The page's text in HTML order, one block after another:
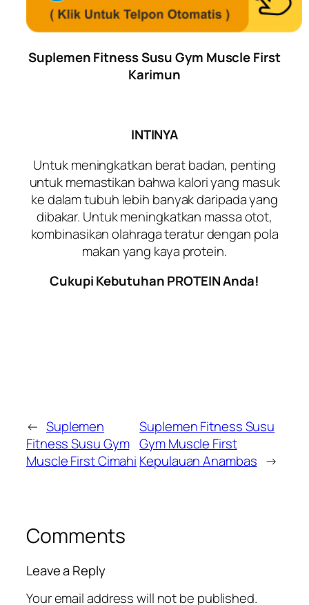
Suplemen Fitness Susu Gym Muscle First
Karimun
INTINYA
Untuk meningkatkan berat badan, penting
untuk memastikan bahwa kalori yang masuk
ke dalam tubuh lebih banyak daripada yang
dibakar. Untuk meningkatkan massa otot,
kombinasikan olahraga teratur dengan pola
makan yang kaya protein.
Cukupi Kebutuhan PROTEIN Anda!
← Suplemen
Fitness Susu Gym
Muscle First Cimahi
Suplemen Fitness Susu
Gym Muscle First
Kepulauan Anambas →
Comments
Leave a Reply
Your email address will not be published.